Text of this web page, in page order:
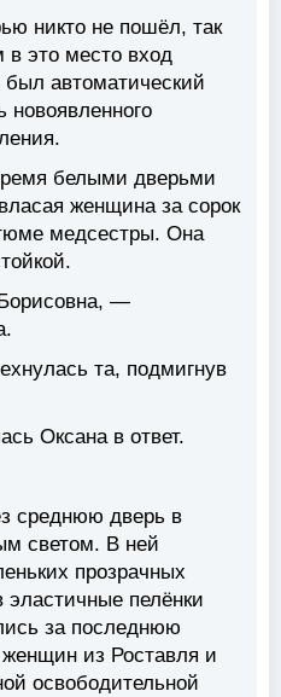
никто не пошёл, так
в это место вход
автоматический
новоявленного
белыми дверьми
женщина за сорок
медсестры. Она
—
та, подмигнув
Оксана в ответ.
среднюю дверь в
светом. В ней
прозрачных
эластичные пелёнки
за последнюю
из Роставля и
освободительной